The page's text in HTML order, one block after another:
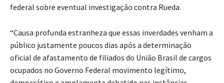
federal sobre eventual investigação contra Rueda.
“Causa profunda estranheza que essas inverdades venham a
público justamente poucos dias após a determinação
oficial de afastamento de filiados do União Brasil de cargos
ocupados no Governo Federal movimento legítimo,